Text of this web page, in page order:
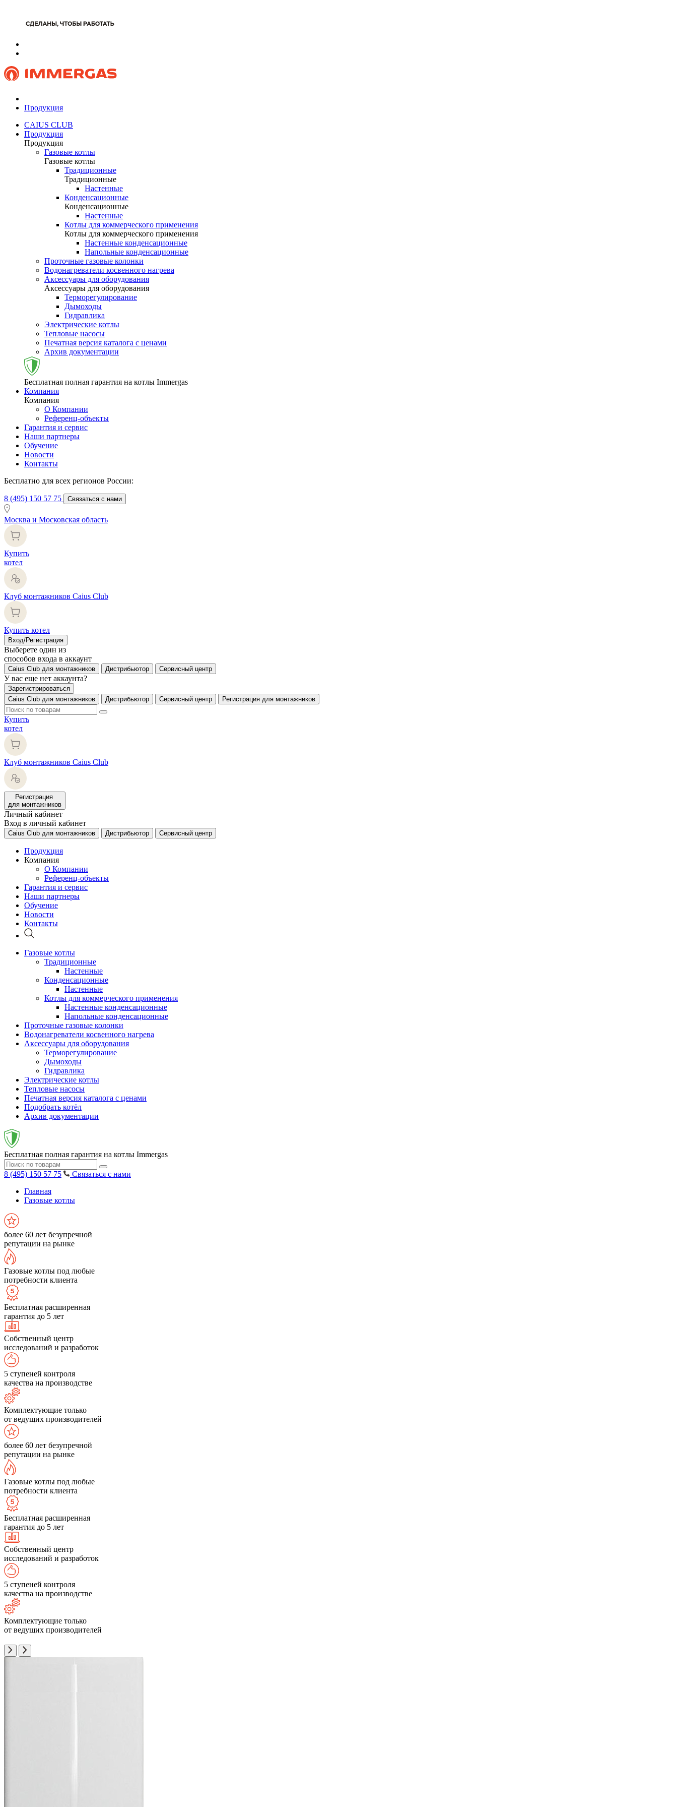
Продукция
CAIUS CLUB
Продукция
Продукция
Газовые котлы
Газовые котлы
Традиционные
Традиционные
Настенные
Конденсационные
Конденсационные
Настенные
Котлы для коммерческого применения
Котлы для коммерческого применения
Настенные конденсационные
Напольные конденсационные
Проточные газовые колонки
Водонагреватели косвенного нагрева
Аксессуары для оборудования
Аксессуары для оборудования
Терморегулирование
Дымоходы
Гидравлика
Электрические котлы
Тепловые насосы
Печатная версия каталога с ценами
Архив документации
Бесплатная полная гарантия на котлы Immergas
Компания
Компания
О Компании
Референц-объекты
Гарантия и сервис
Наши партнеры
Обучение
Новости
Контакты
Бесплатно для всех регионов России:
8 (495) 150 57 75 Связаться с нами
Москва и Московская область
Купить
котел
Клуб монтажников Caius Club
Купить котел
Вход/Регистрация
Выберете один из
способов входа в аккаунт
Caius Club для монтажников Дистрибьютор Сервисный центр
У вас еще нет аккаунта?
Зарегистрироваться
Caius Club для монтажников
Дистрибьютор Сервисный центр Регистрация для монтажников
Купить
котел
Клуб монтажников Caius Club
Регистрация
для монтажников
Личный кабинет
Вход в личный кабинет
Caius Club для монтажников Дистрибьютор Сервисный центр
Продукция
Компания
О Компании
Референц-объекты
Гарантия и сервис
Наши партнеры
Обучение
Новости
Контакты
Газовые котлы
Традиционные
Настенные
Конденсационные
Настенные
Котлы для коммерческого применения
Настенные конденсационные
Напольные конденсационные
Проточные газовые колонки
Водонагреватели косвенного нагрева
Аксессуары для оборудования
Терморегулирование
Дымоходы
Гидравлика
Электрические котлы
Тепловые насосы
Печатная версия каталога с ценами
Подобрать котёл
Архив документации
Бесплатная полная гарантия на котлы Immergas
8 (495) 150 57 75
Связаться с нами
Главная
Газовые котлы
более 60 лет безупречной
репутации на рынке
Газовые котлы под любые
потребности клиента
Бесплатная расширенная
гарантия до 5 лет
Собственный центр
исследований и разработок
5 ступеней контроля
качества на производстве
Комплектующие только
от ведущих производителей
более 60 лет безупречной
репутации на рынке
Газовые котлы под любые
потребности клиента
Бесплатная расширенная
гарантия до 5 лет
Собственный центр
исследований и разработок
5 ступеней контроля
качества на производстве
Комплектующие только
от ведущих производителей